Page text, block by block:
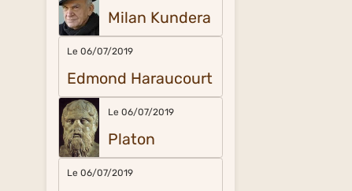
Milan Kundera
Le 06/07/2019
Edmond Haraucourt
Le 06/07/2019
Platon
Le 06/07/2019